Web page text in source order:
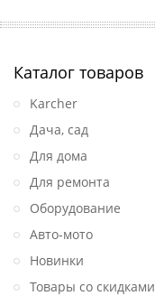
Каталог товаров
Karcher
Дача, сад
Для дома
Для ремонта
Оборудование
Авто-мото
Новинки
Товары со скидками